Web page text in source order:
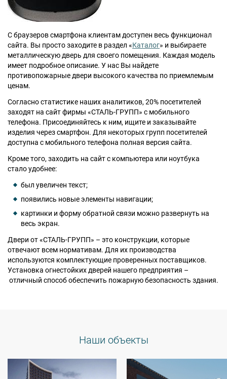
ПОИСК:
ПРЕМИАЛЬНЫЕ ДВЕРИ, pdf (2,8 МБ)
С браузеров смартфона клиентам доступен весь функционал
сайта. Вы просто заходите в раздел «Каталог» и выбираете
металлическую дверь для своего помещения. Каждая модель
имеет подробное описание. У нас Вы найдете
противопожарные двери высокого качества по приемлемым
ценам.
Согласно статистике наших аналитиков, 20% посетителей
заходят на сайт фирмы «СТАЛЬ-ГРУПП» с мобильного
телефона. Присоединяйтесь к ним, ищите и заказывайте
изделия через смартфон. Для некоторых групп посетителей
доступна с мобильного телефона полная версия сайта.
Кроме того, заходить на сайт с компьютера или ноутбука
стало удобнее:
был увеличен текст;
появились новые элементы навигации;
картинки и форму обратной связи можно развернуть на
весь экран.
Двери от «СТАЛЬ-ГРУПП» – это конструкции, которые
отвечают всем нормативам. Для их производства
используются комплектующие проверенных поставщиков.
Установка огнестойких дверей нашего предприятия –
отличный способ обеспечить пожарную безопасность здания.
Наши объекты